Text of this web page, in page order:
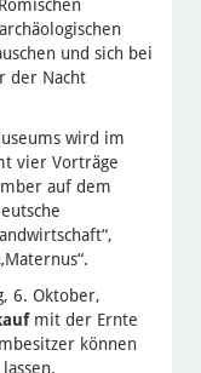
und sich bei
der Nacht
wird im
vier Vorträge
auf dem
6. Oktober,
mit der Ernte
können